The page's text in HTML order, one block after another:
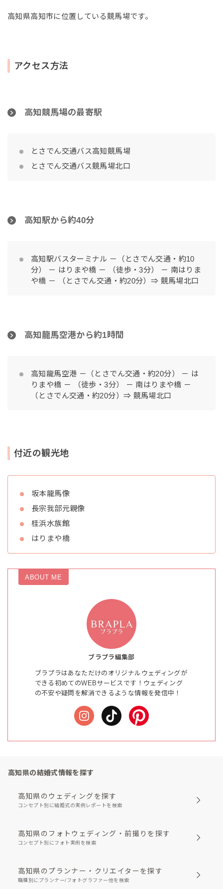
高知県高知市に位置している競馬場です。
アクセス方法
高知競馬場の最寄駅
とさでん交通バス高知競馬場
とさでん交通バス競馬場北口
高知駅から約40分
高知駅バスターミナル －（とさでん交通・約10
分） － はりまや橋 － （徒歩・3分） － 南はりま
や橋 － （とさでん交通・約20分）⇒ 競馬場北口
高知龍馬空港から約1時間
高知龍馬空港 －（とさでん交通・約20分） － は
りまや橋 － （徒歩・3分） － 南はりまや橋 －
（とさでん交通・約20分）⇒ 競馬場北口
付近の観光地
坂本龍馬像
長宗我部元親像
桂浜水族館
はりまや橋
ABOUT ME
ブラプラ編集部
ブラプラはあなただけのオリジナルウェディングが
できる初めてのWEBサービスです！ウェディング
の不安や疑問を解消できるような情報を発信中！
高知県の結婚式情報を探す
高知県のウェディングを探す
コンセプト別に結婚式の実例レポートを検索
高知県のフォトウェディング・前撮りを探す
コンセプト別にフォト実例を検索
高知県のプランナー・クリエイターを探す
職種別にプランナー/フォトグラファー他を検索